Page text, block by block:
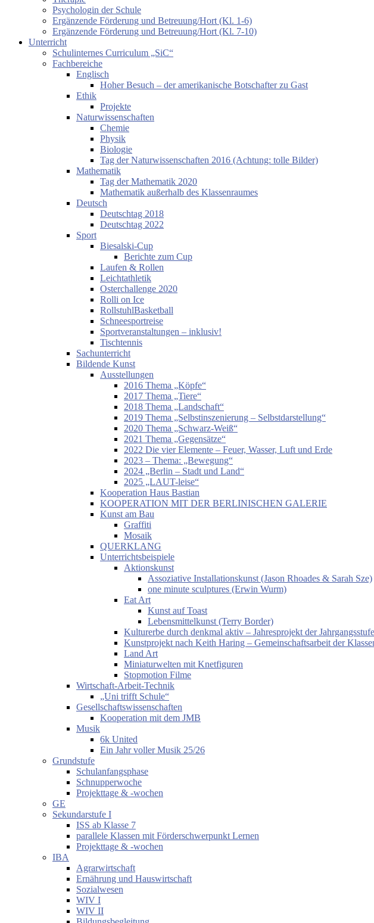
Psychologin der Schule
Ergänzende Förderung und Betreuung/Hort (Kl. 1-6)
Ergänzende Förderung und Betreuung/Hort (Kl. 7-10)
Unterricht
Schulinternes Curriculum „SiC“
Fachbereiche
Englisch
Hoher Besuch – der amerikanische Botschafter zu Gast
Ethik
Projekte
Naturwissenschaften
Chemie
Physik
Biologie
Tag der Naturwissenschaften 2016 (Achtung: tolle Bilder)
Mathematik
Tag der Mathematik 2020
Mathematik außerhalb des Klassenraumes
Deutsch
Deutschtag 2018
Deutschtag 2022
Sport
Biesalski-Cup
Berichte zum Cup
Laufen & Rollen
Leichtathletik
Osterchallenge 2020
Rolli on Ice
RollstuhlBasketball
Schneesportreise
Sportveranstaltungen – inklusiv!
Tischtennis
Sachunterricht
Bildende Kunst
Ausstellungen
2016 Thema „Köpfe“
2017 Thema „Tiere“
2018 Thema „Landschaft“
2019 Thema „Selbstinszenierung – Selbstdarstellung“
2020 Thema „Schwarz-Weiß“
2021 Thema „Gegensätze“
2022 Die vier Elemente – Feuer, Wasser, Luft und Erde
2023 – Thema: „Bewegung“
2024 „Berlin – Stadt und Land“
2025 „LAUT-leise“
Kooperation Haus Bastian
KOOPERATION MIT DER BERLINISCHEN GALERIE
Kunst am Bau
Graffiti
Mosaik
QUERKLANG
Unterrichtsbeispiele
Aktionskunst
Assoziative Installationskunst (Jason Rhoades & Sarah Sze)
one minute sculptures (Erwin Wurm)
Eat Art
Kunst auf Toast
Lebensmittelkunst (Terry Border)
Kulturerbe durch denkmal aktiv – Jahresprojekt der
Kunstprojekt nach Keith Haring – Gemeinschaftsarbeit der
Land Art
Miniaturwelten mit Knetfiguren
Stopmotion Filme
Wirtschaft-Arbeit-Technik
„Uni trifft Schule“
Gesellschaftswissenschaften
Kooperation mit dem JMB
Musik
6k United
Ein Jahr voller Musik 25/26
Grundstufe
Schulanfangsphase
Schnupperwoche
Projekttage & -wochen
GE
Sekundarstufe I
ISS ab Klasse 7
parallele Klassen mit Förderschwerpunkt Lernen
Projekttage & -wochen
IBA
Agrarwirtschaft
Ernährung und Hauswirtschaft
Sozialwesen
WIV I
WIV II